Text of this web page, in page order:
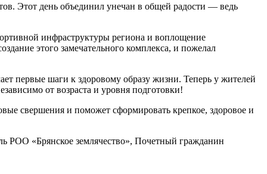
Этот день объединил унечан в общей радости — ведь
инфраструктуры региона и воплощение
этого замечательного комплекса, и пожелал
первые шаги к здоровому образу жизни. Теперь у жителей
от возраста и уровня подготовки!
свершения и поможет сформировать крепкое, здоровое и
РОО «Брянское землячество», Почетный гражданин